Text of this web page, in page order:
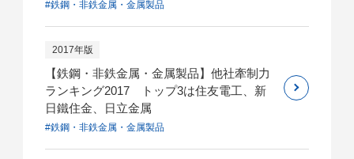
#鉄鋼・非鉄金属・金属製品
2017年版
【鉄鋼・非鉄金属・金属製品】他社牽制力
ランキング2017 トップ3は住友電工、新
日鐵住金、日立金属
#鉄鋼・非鉄金属・金属製品